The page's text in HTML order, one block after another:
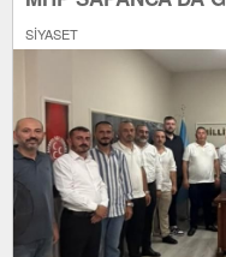
SİYASET